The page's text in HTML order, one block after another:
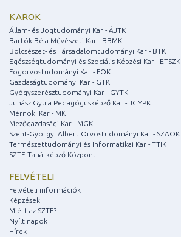
KAROK
Állam- és Jogtudományi Kar - ÁJTK
Bartók Béla Művészeti Kar - BBMK
Bölcsészet- és Társadalomtudományi Kar - BTK
Egészségtudományi és Szociális Képzési Kar - ETSZK
Fogorvostudományi Kar - FOK
Gazdaságtudományi Kar - GTK
Gyógyszerésztudományi Kar - GYTK
Juhász Gyula Pedagógusképző Kar - JGYPK
Mérnöki Kar - MK
Mezőgazdasági Kar - MGK
Szent-Györgyi Albert Orvostudományi Kar - SZAOK
Természettudományi és Informatikai Kar - TTIK
SZTE Tanárképző Központ
FELVÉTELI
Felvételi információk
Képzések
Miért az SZTE?
Nyílt napok
Hírek